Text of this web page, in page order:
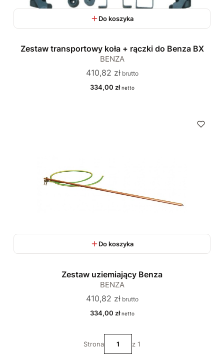
Do koszyka
Zestaw transportowy koła + rączki do Benza BX
BENZA
Cena
410,82 zł
Cena
334,00 zł
Do koszyka
Zestaw uziemiający Benza
BENZA
Cena
410,82 zł
Cena
334,00 zł
Strona z 1